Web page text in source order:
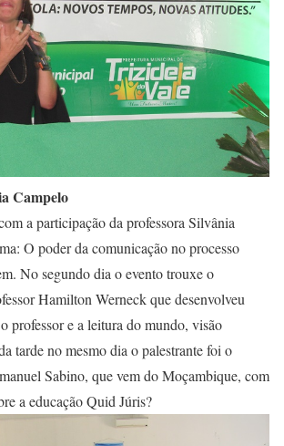
Campelo
a participação da professora Silvânia
O poder da comunicação no processo
No segundo dia o evento trouxe o
Hamilton Werneck que desenvolveu
professor e a leitura do mundo, visão
tarde no mesmo dia o palestrante foi o
Sabino, que vem do Moçambique, com
a educação Quid Júris?